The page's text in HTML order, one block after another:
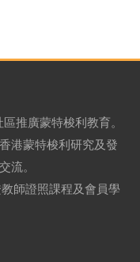
推廣蒙特梭利教育。
港蒙特梭利研究及發
流。
師證照課程及會員學